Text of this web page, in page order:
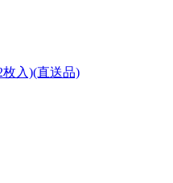
枚入)(直送品)